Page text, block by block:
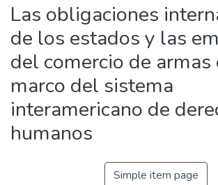
All of RIUFLO
Statistics
Las obligaciones
de los estados y las
del comercio de armas
marco del sistema
interamericano de
humanos
Simple item page